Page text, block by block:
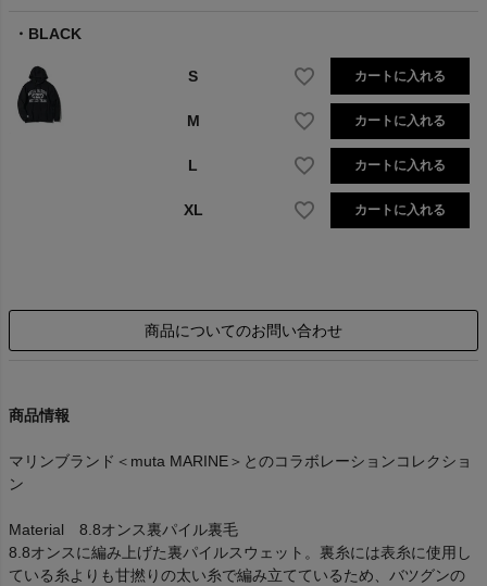
BLACK
S カートに入れる
M カートに入れる
L カートに入れる
XL カートに入れる
商品についてのお問い合わせ
商品情報
マリンブランド＜muta MARINE＞とのコラボレーションコレクショ
ン
Material 8.8オンス裏パイル裏毛
8.8オンスに編み上げた裏パイルスウェット。裏糸には表糸に使用し
ている糸よりも甘撚りの太い糸で編み立てているため、バツグンの